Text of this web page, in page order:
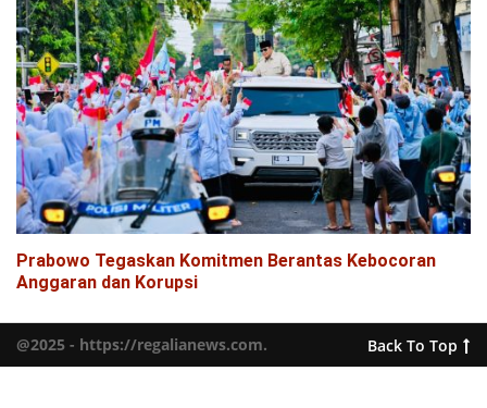
Prabowo Tegaskan Komitmen Berantas Kebocoran
Anggaran dan Korupsi
@2025 - https://regalianews.com. Back To Top